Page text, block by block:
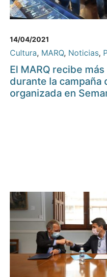
14/04/2021
Cultura, MARQ, Noticias,
El MARQ recibe
durante la campaña
organizada en